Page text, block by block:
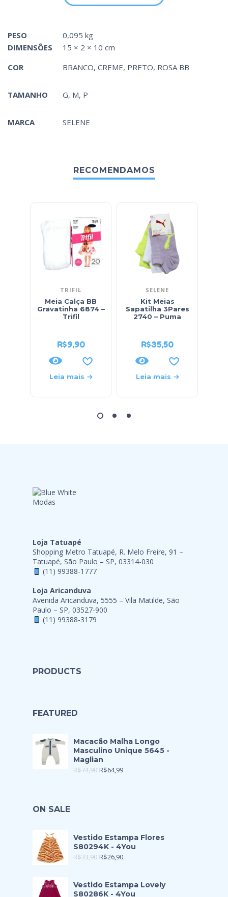
PESO
0,095 kg
DIMENSÕES
15 × 2 × 10 cm
COR
BRANCO, CREME, PRETO, ROSA BB
TAMANHO G, M, P
MARCA SELENE
RECOMENDAMOS
TRIFIL
Meia Calça BB
Gravatinha 6874 –
Trifil
R$9,90
Leia mais
SELENE
Kit Meias
Sapatilha 3Pares
2740 – Puma
R$35,50
Leia mais
Loja Tatuapé
Shopping Metro Tatuapé, R. Melo Freire, 91 –
Tatuapé, São Paulo – SP, 03314-030
(11) 99388-1777
Loja Aricanduva
Avenida Aricanduva, 5555 – Vila Matilde, São
Paulo – SP, 03527-900
(11) 99388-3179
PRODUCTS
FEATURED
Macacão Malha Longo
Masculino Unique 5645 -
Maglian
R$74,90 R$64,99
ON SALE
Vestido Estampa Flores
S80294K - 4You
R$33,90 R$26,90
Vestido Estampa Lovely
S80286K - 4You